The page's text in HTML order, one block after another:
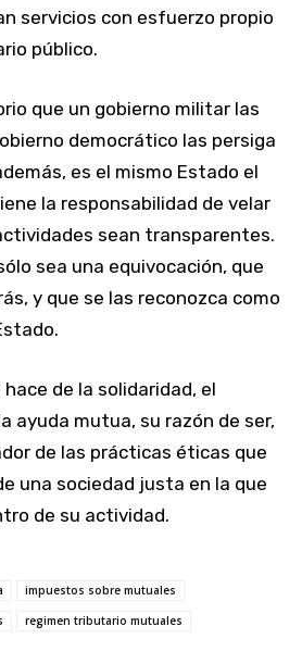
servicios con esfuerzo propio
público.
que un gobierno militar las
democrático las persiga
es el mismo Estado el
la responsabilidad de velar
sean transparentes.
sea una equivocación, que
y que se las reconozca como
de la solidaridad, el
ayuda mutua, su razón de ser,
de las prácticas éticas que
una sociedad justa en la que
de su actividad.
impuestos sobre mutuales
regimen tributario mutuales